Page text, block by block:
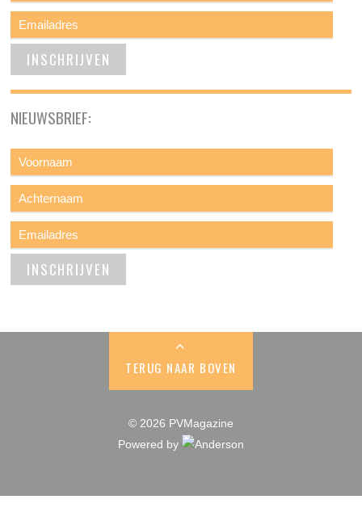
NIEUWSBRIEF:
TERUG NAAR BOVEN
© 2026 PVMagazine
Powered by